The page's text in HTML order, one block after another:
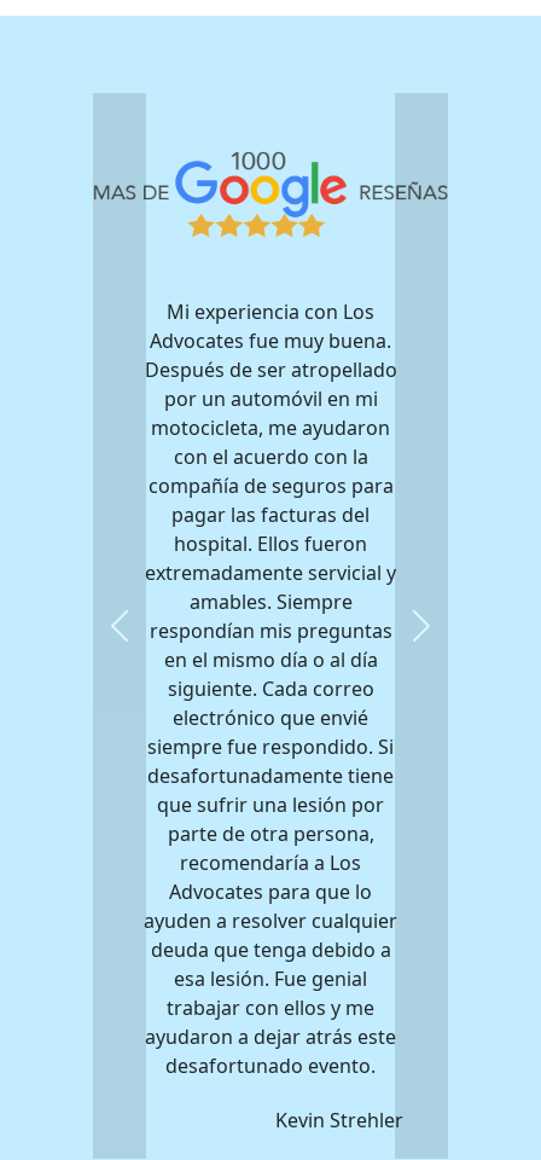
Mi experiencia con Los
Advocates fue muy buena.
Después de ser atropellado
por un automóvil en mi
motocicleta, me ayudaron
con el acuerdo con la
compañía de seguros para
pagar las facturas del
hospital. Ellos fueron
extremadamente servicial y
amables. Siempre
respondían mis preguntas
en el mismo día o al día
siguiente. Cada correo
electrónico que envié
siempre fue respondido. Si
desafortunadamente tiene
que sufrir una lesión por
parte de otra persona,
recomendaría a Los
Advocates para que lo
ayuden a resolver cualquier
deuda que tenga debido a
esa lesión. Fue genial
trabajar con ellos y me
ayudaron a dejar atrás este
desafortunado evento.
Kevin Strehler
Previous Next